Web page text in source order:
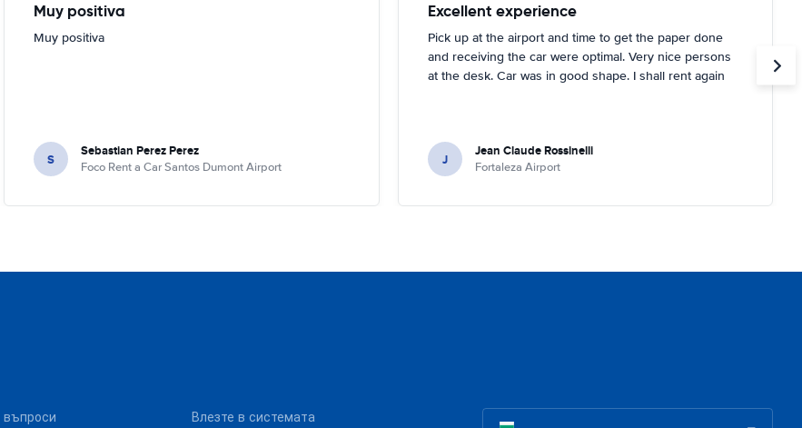
Muy positiva
Muy positiva
S Sebastian Perez Perez
Foco Rent a Car Santos Dumont Airport
Excellent experience
Pick up at the airport and time to get the paper done
and receiving the car were optimal. Very nice persons
at the desk. Car was in good shape. I shall rent again
J Jean Claude Rossinelli
Fortaleza Airport
въпроси Влезте в системата